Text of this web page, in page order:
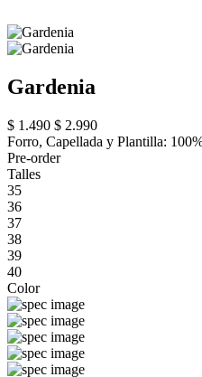
Gardenia
$ 1.490 $ 2.990
Forro, Capellada y Plantilla:
Pre-order
Talles
35
36
37
38
39
40
Color